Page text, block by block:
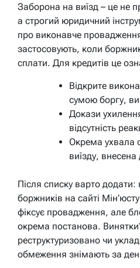
Заборона на виїзд – це не
а строгий юридичний
про виконавче
застосовують, коли
сплати. Для кредитів це
Відкрите
сумою боргу,
Докази
відсутність
Окрема ухвала
виїзду, внесена
Після списку варто додати:
боржників на сайті
фіксує провадження, але
окрема постанова.
реструктуризовано чи
обмеження знімають за